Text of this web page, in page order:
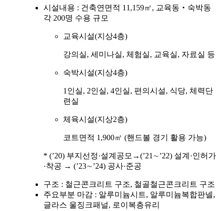
시설내용 : 건축연면적 11,159㎡, 교육동‧숙박동
각 200명 수용 규모
교육시설(지상4층)
강의실, 세미나실, 체험실, 교육실, 자료실 등
숙박시설(지상4층)
1인실, 2인실, 4인실, 편의시설, 식당, 체력단
련실
체육시설(지상2층)
코트면적 1,900㎡ (핸드볼 경기 활용 가능)
* (’20) 부지선정·설계공모→(’21∼’22) 설계·인허가
·착공 → (’23∼’24) 공사·준공
구조 : 철근콘크리트 구조, 철골철근콘크리트 구조
주요부분 마감 : 알루미늄시트, 알루미늄복합판넬,
글라스 울징크패널, 로이복층유리